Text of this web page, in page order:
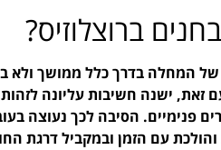
ברוצלוזיס?
המחלה בדרך כלל ממושך ולא
זאת, ישנה חשיבות עליונה
פנימיים. הסיבה לכך נעוצה
עם הזמן ובמקביל דרגת